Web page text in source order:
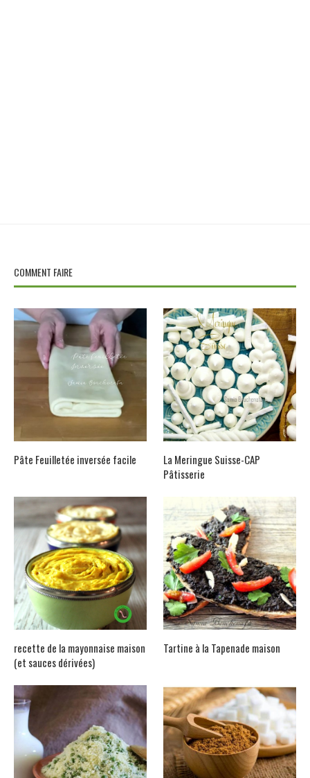
COMMENT FAIRE
Pâte Feuilletée inversée facile
La Meringue Suisse-CAP
Pâtisserie
recette de la mayonnaise maison
(et sauces dérivées)
Tartine à la Tapenade maison